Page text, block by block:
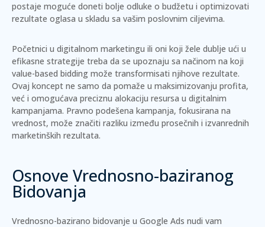
postaje moguće doneti bolje odluke o budžetu i optimizovati
rezultate oglasa u skladu sa vašim poslovnim ciljevima.
Početnici u digitalnom marketingu ili oni koji žele dublje ući u
efikasne strategije treba da se upoznaju sa načinom na koji
value-based bidding može transformisati njihove rezultate.
Ovaj koncept ne samo da pomaže u maksimizovanju profita,
već i omogućava preciznu alokaciju resursa u digitalnim
kampanjama. Pravno podešena kampanja, fokusirana na
vrednost, može značiti razliku između prosečnih i izvanrednih
marketinških rezultata.
Osnove Vrednosno-baziranog
Bidovanja
Vrednosno-bazirano bidovanje u Google Ads nudi vam